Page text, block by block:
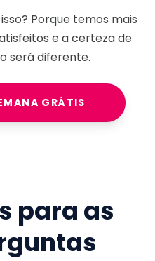
Porque temos mais
e a certeza de
será diferente.
GRÁTIS
para as